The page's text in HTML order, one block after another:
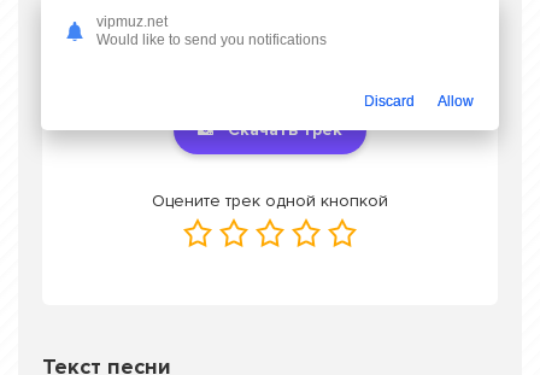
Ты Моя, Шаганэ!
онлайн бесплатно
Скачать трек
Оцените трек одной кнопкой
Текст песни
vipmuz.net
Would like to send you notifications
Discard Allow